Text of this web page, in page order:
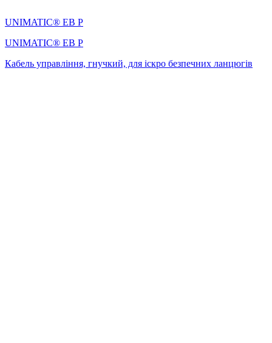
UNIMATIC® EB P
UNIMATIC® EB P
Кабель управління, гнучкий, для іскро безпечних ланцюгів